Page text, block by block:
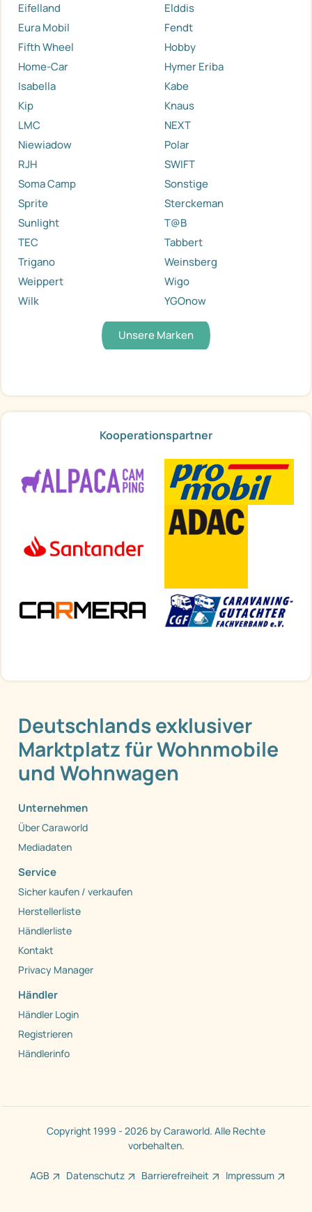
Eifelland
Elddis
Eura Mobil
Fendt
Fifth Wheel
Hobby
Home-Car
Hymer Eriba
Isabella
Kabe
Kip
Knaus
LMC
NEXT
Niewiadow
Polar
RJH
SWIFT
Soma Camp
Sonstige
Sprite
Sterckeman
Sunlight
T@B
TEC
Tabbert
Trigano
Weinsberg
Weippert
Wigo
Wilk
YGOnow
Unsere Marken
Kooperationspartner
Deutschlands exklusiver
Marktplatz für Wohnmobile
und Wohnwagen
Unternehmen
Über Caraworld
Mediadaten
Service
Sicher kaufen / verkaufen
Herstellerliste
Händlerliste
Kontakt
Privacy Manager
Händler
Händler Login
Registrieren
Händlerinfo
Copyright 1999 - 2026 by Caraworld. Alle Rechte
vorbehalten.
AGB Datenschutz Barrierefreiheit Impressum